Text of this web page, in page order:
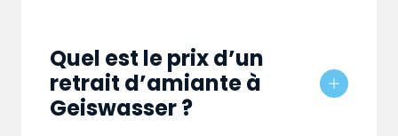
Quel est le prix d’un
retrait d’amiante à
Geiswasser ?